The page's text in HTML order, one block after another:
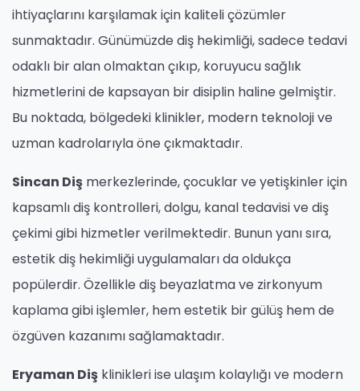
ihtiyaçlarını karşılamak için kaliteli çözümler
sunmaktadır. Günümüzde diş hekimliği, sadece tedavi
odaklı bir alan olmaktan çıkıp, koruyucu sağlık
hizmetlerini de kapsayan bir disiplin haline gelmiştir.
Bu noktada, bölgedeki klinikler, modern teknoloji ve
uzman kadrolarıyla öne çıkmaktadır.
Sincan Diş merkezlerinde, çocuklar ve yetişkinler için
kapsamlı diş kontrolleri, dolgu, kanal tedavisi ve diş
çekimi gibi hizmetler verilmektedir. Bunun yanı sıra,
estetik diş hekimliği uygulamaları da oldukça
popülerdir. Özellikle diş beyazlatma ve zirkonyum
kaplama gibi işlemler, hem estetik bir gülüş hem de
özgüven kazanımı sağlamaktadır.
Eryaman Diş klinikleri ise ulaşım kolaylığı ve modern